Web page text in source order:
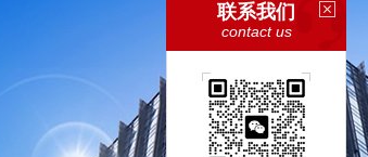
联系我们
contact us